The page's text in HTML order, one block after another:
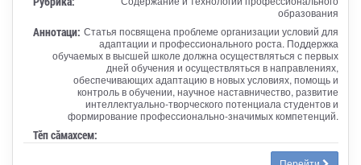
образования
Аннотаци: Статья посвящена проблеме организации условий для
адаптации и профессионального роста. Поддержка
обучаемых в высшей школе должна осуществляться с первых
дней обучения и осуществляться в направлениях,
обеспечивающих адаптацию в новых условиях, помощь и
контроль в обучении, научное наставничество, развитие
интеллектуально-творческого потенциала студентов и
формирование профессионально-значимых компетенций.
Тӗп сӑмахсем: